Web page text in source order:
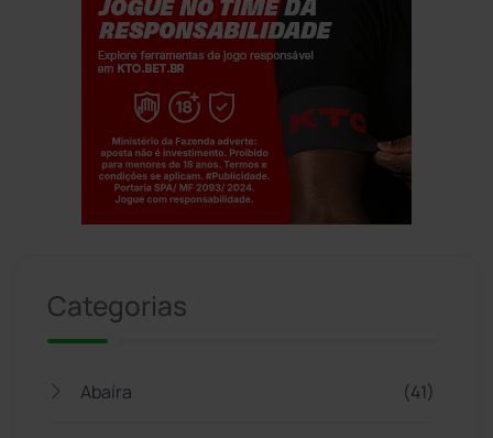
Categorias
Abaíra (41)